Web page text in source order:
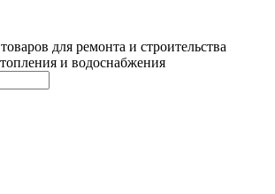
для ремонта и строительства
и водоснабжения